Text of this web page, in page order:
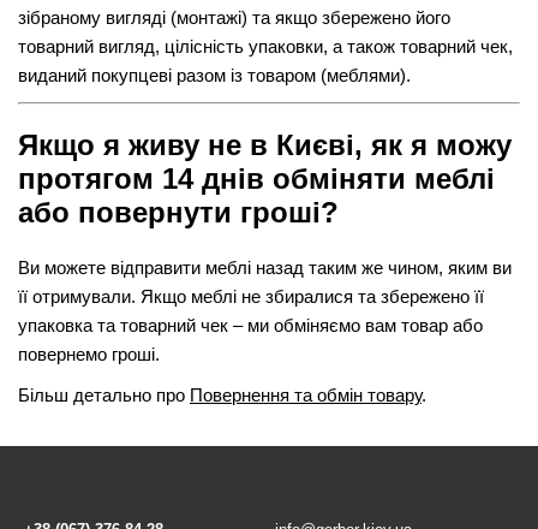
зібраному вигляді (монтажі) та якщо збережено його
товарний вигляд, цілісність упаковки, а також товарний чек,
виданий покупцеві разом із товаром (меблями).
Якщо я живу не в Києві, як я можу
протягом 14 днів обміняти меблі
або повернути гроші?
Ви можете відправити меблі назад таким же чином, яким ви
її отримували. Якщо меблі не збиралися та збережено її
упаковка та товарний чек – ми обміняємо вам товар або
повернемо гроші.
Більш детально про Повернення та обмін товару.